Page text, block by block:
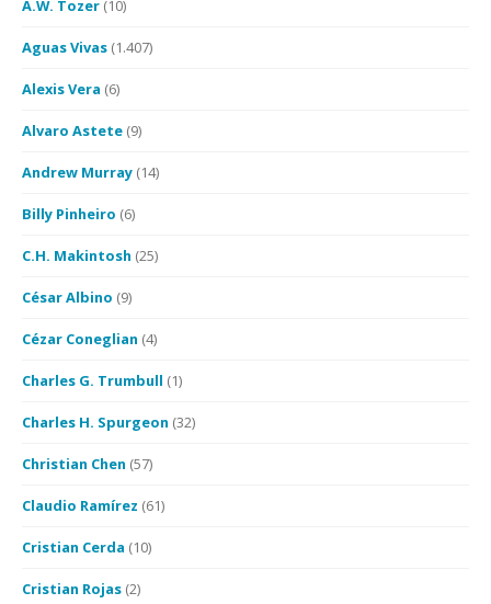
A.W. Tozer (10)
Aguas Vivas (1.407)
Alexis Vera (6)
Alvaro Astete (9)
Andrew Murray (14)
Billy Pinheiro (6)
C.H. Makintosh (25)
César Albino (9)
Cézar Coneglian (4)
Charles G. Trumbull (1)
Charles H. Spurgeon (32)
Christian Chen (57)
Claudio Ramírez (61)
Cristian Cerda (10)
Cristian Rojas (2)